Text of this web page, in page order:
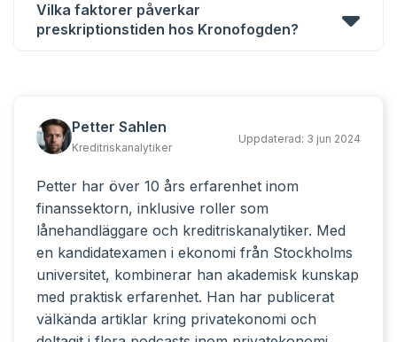
Vilka faktorer påverkar
preskriptionstiden hos Kronofogden?
Petter Sahlen
Kreditriskanalytiker
Uppdaterad: 3 jun 2024
Petter har över 10 års erfarenhet inom
finanssektorn, inklusive roller som
lånehandläggare och kreditriskanalytiker. Med
en kandidatexamen i ekonomi från Stockholms
universitet, kombinerar han akademisk kunskap
med praktisk erfarenhet. Han har publicerat
välkända artiklar kring privatekonomi och